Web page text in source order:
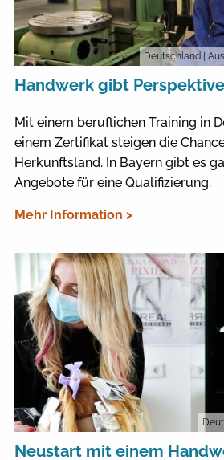
Deutschland |
Handwerk gibt
Mit einem beruflichen Training in
einem Zertifikat steigen die
Herkunftsland. In Bayern gibt es
Angebote für eine Qualifizierung.
Mehr Information >
Neustart mit einem